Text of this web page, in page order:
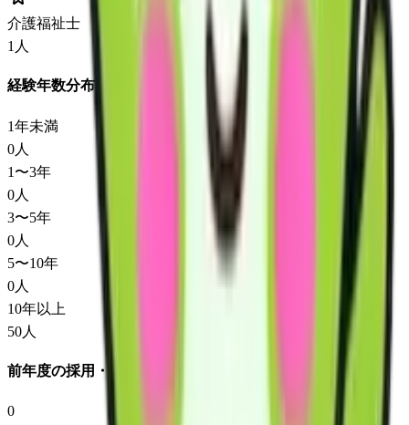
介護福祉士
1 人
経験年数分布
1年未満
0人
1〜3年
0人
3〜5年
0人
5〜10年
0人
10年以上
50人
前年度の採用・退職
0